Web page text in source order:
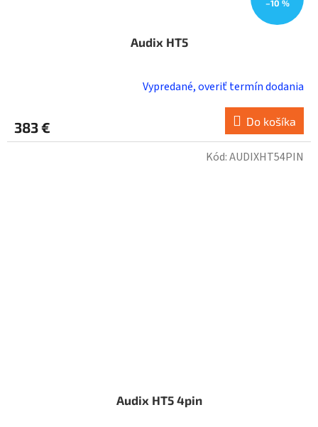
–10 %
Audix HT5
Vypredané, overiť termín dodania
383 € Do košíka
Audix HT5 4pin
Kód:AUDIXHT54PIN